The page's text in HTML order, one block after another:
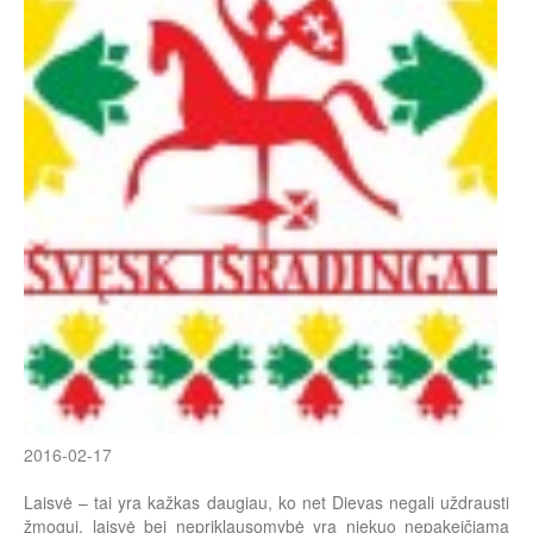
2016-02-17
Laisvė – tai yra kažkas daugiau, ko net Dievas negali uždrausti
žmogui, laisvė bei nepriklausomybė yra niekuo nepakeičiama